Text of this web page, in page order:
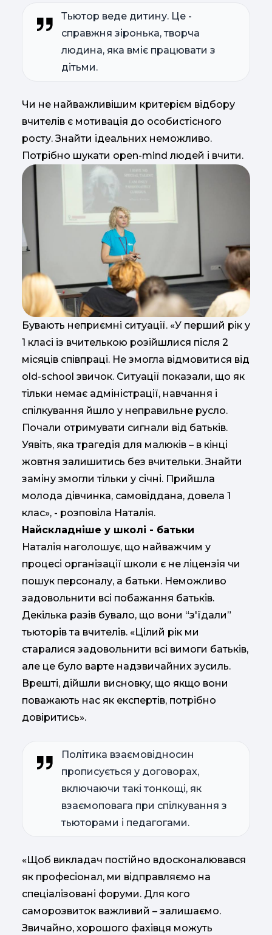
Тьютор веде дитину. Це -
справжня зіронька, творча
людина, яка вміє працювати з
дітьми.
Чи не найважливішим критерієм відбору
вчителів є мотивація до особистісного
росту. Знайти ідеальних неможливо.
Потрібно шукати open-mind людей і вчити.
Бувають неприємні ситуації. «У перший рік у
1 класі із вчителькою розійшлися після 2
місяців співпраці. Не змогла відмовитися від
old-school звичок. Ситуації показали, що як
тільки немає адміністрації, навчання і
спілкування йшло у неправильне русло.
Почали отримувати сигнали від батьків.
Уявіть, яка трагедія для малюків – в кінці
жовтня залишитись без вчительки. Знайти
заміну змогли тільки у січні. Прийшла
молода дівчинка, самовіддана, довела 1
клас», - розповіла Наталія.
Найскладніше у школі - батьки
Наталія наголошує, що найважчим у
процесі організації школи є не ліцензія чи
пошук персоналу, а батьки. Неможливо
задовольнити всі побажання батьків.
Декілька разів бувало, що вони “з'їдали”
тьюторів та вчителів. «Цілий рік ми
старалися задовольнити всі вимоги батьків,
але це було варте надзвичайних зусиль.
Врешті, дійшли висновку, що якщо вони
поважають нас як експертів, потрібно
довіритись».
Політика взаємовідносин
прописується у договорах,
включаючи такі тонкощі, як
взаємоповага при спілкування з
тьюторами і педагогами.
«Щоб викладач постійно вдосконалювався
як професіонал, ми відправляємо на
спеціалізовані форуми. Для кого
саморозвиток важливий – залишаємо.
Звичайно, хорошого фахівця можуть